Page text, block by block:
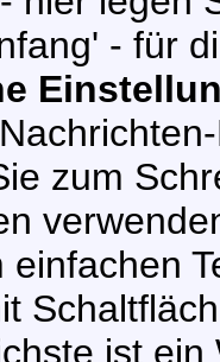
- für
zum
einfachen
ist ein